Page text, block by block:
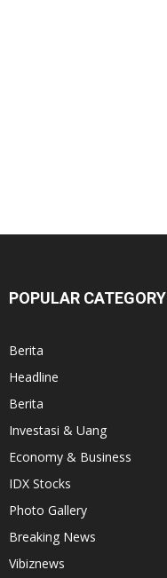
POPULAR CATEGORY
Berita
Headline
Berita
Investasi & Uang
Economy & Business
IDX Stocks
Photo Gallery
Breaking News
Vibiznews